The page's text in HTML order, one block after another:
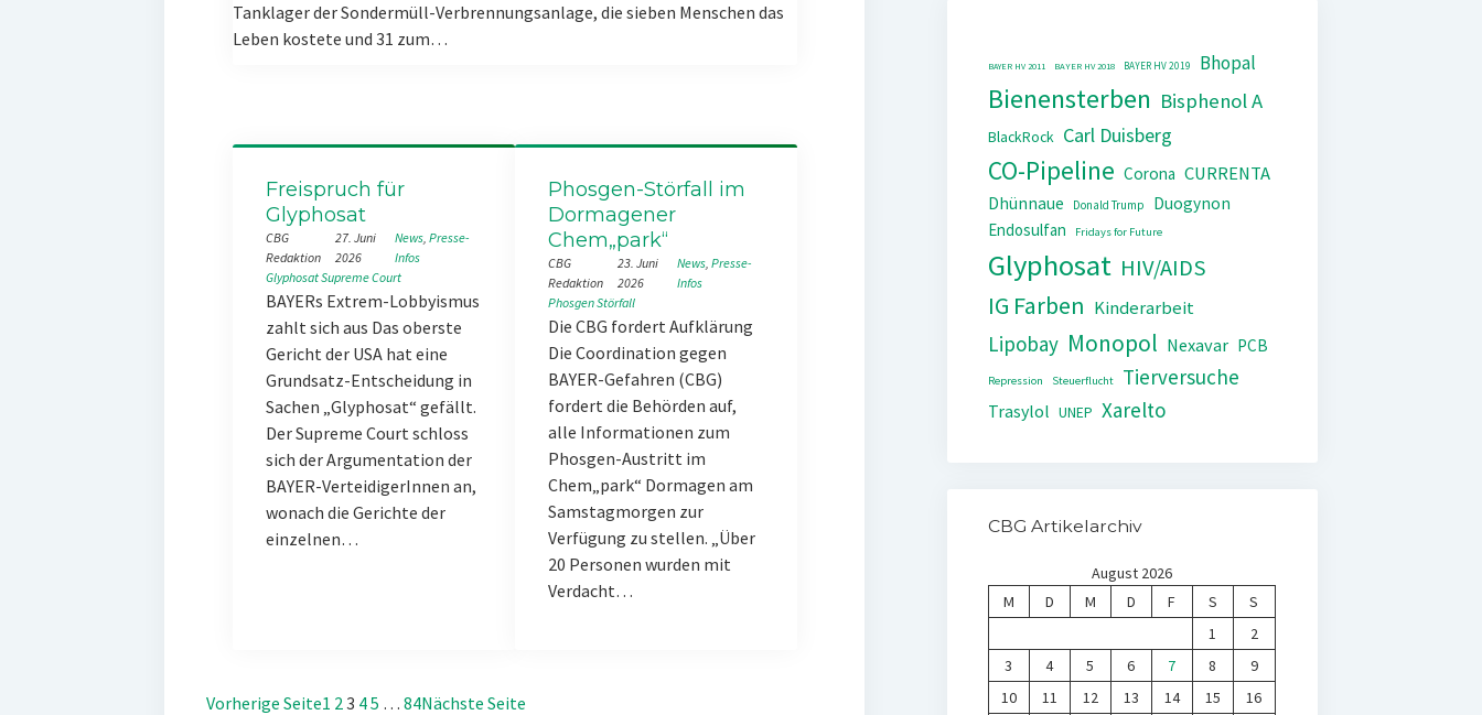
Tanklager der Sondermüll-Verbrennungsanlage, die sieben Menschen das
Leben kostete und 31 zum…
Freispruch für
Glyphosat
CBG
Redaktion
27. Juni
2026
News, Presse-
Infos
GlyphosatSupreme Court
BAYERs Extrem-Lobbyismus
zahlt sich aus Das oberste
Gericht der USA hat eine
Grundsatz-Entscheidung in
Sachen „Glyphosat“ gefällt.
Der Supreme Court schloss
sich der Argumentation der
BAYER-VerteidigerInnen an,
wonach die Gerichte der
einzelnen…
Phosgen-Störfall im
Dormagener
Chem„park“
CBG
Redaktion
23. Juni
2026
News, Presse-
Infos
PhosgenStörfall
Die CBG fordert Aufklärung
Die Coordination gegen
BAYER-Gefahren (CBG)
fordert die Behörden auf,
alle Informationen zum
Phosgen-Austritt im
Chem„park“ Dormagen am
Samstagmorgen zur
Verfügung zu stellen. „Über
20 Personen wurden mit
Verdacht…
Vorherige Seite1 23 45 … 84Nächste Seite
BAYER HV 2011 BAYER HV 2018 BAYER HV 2019 Bhopal
Bienensterben Bisphenol A
BlackRock Carl Duisberg
CO-Pipeline Corona CURRENTA
Dhünnaue Donald Trump
Duogynon
Endosulfan
Fridays for Future
Glyphosat HIV/AIDS
IG Farben Kinderarbeit
Lipobay Monopol Nexavar PCB
Repression Steuerflucht Tierversuche
Trasylol UNEP Xarelto
CBG Artikelarchiv
August 2026
M
D M D F S
S
1
2
3
4 5 6 7 8
9
10
11 12 13 14 15
16